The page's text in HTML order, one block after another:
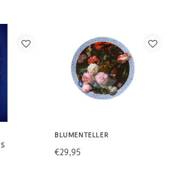
BLUMENTELLER
€29,95